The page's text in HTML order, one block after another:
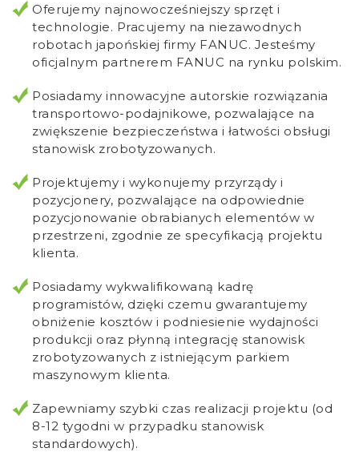
Oferujemy najnowocześniejszy sprzęt i
technologie. Pracujemy na niezawodnych
robotach japońskiej firmy FANUC. Jesteśmy
oficjalnym partnerem FANUC na rynku polskim.
Posiadamy innowacyjne autorskie rozwiązania
transportowo-podajnikowe, pozwalające na
zwiększenie bezpieczeństwa i łatwości obsługi
stanowisk zrobotyzowanych.
Projektujemy i wykonujemy przyrządy i
pozycjonery, pozwalające na odpowiednie
pozycjonowanie obrabianych elementów w
przestrzeni, zgodnie ze specyfikacją projektu
klienta.
Posiadamy wykwalifikowaną kadrę
programistów, dzięki czemu gwarantujemy
obniżenie kosztów i podniesienie wydajności
produkcji oraz płynną integrację stanowisk
zrobotyzowanych z istniejącym parkiem
maszynowym klienta.
Zapewniamy szybki czas realizacji projektu (od
8-12 tygodni w przypadku stanowisk
standardowych).